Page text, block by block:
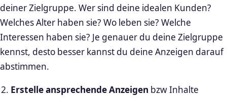
deiner Zielgruppe. Wer sind deine idealen Kunden?
Welches Alter haben sie? Wo leben sie? Welche
Interessen haben sie? Je genauer du deine Zielgruppe
kennst, desto besser kannst du deine Anzeigen darauf
abstimmen.
Erstelle ansprechende Anzeigen bzw Inhalte